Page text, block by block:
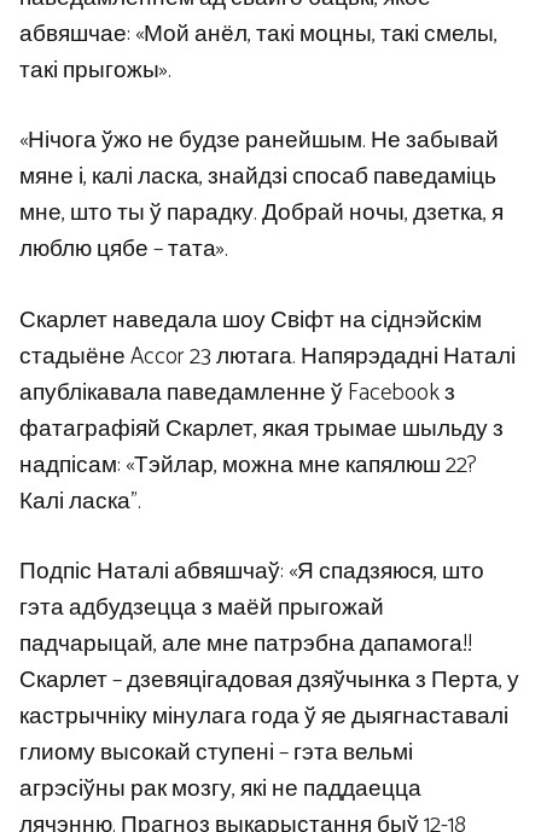
абвяшчае: «Мой анёл, такі моцны, такі смелы,
такі прыгожы».
«Нічога ўжо не будзе ранейшым. Не забывай
мяне і, калі ласка, знайдзі спосаб паведаміць
мне, што ты ў парадку. Добрай ночы, дзетка, я
люблю цябе – тата».
Скарлет наведала шоу Свіфт на сіднэйскім
стадыёне Accor 23 лютага. Напярэдадні Наталі
апублікавала паведамленне ў Facebook з
фатаграфіяй Скарлет, якая трымае шыльду з
надпісам: «Тэйлар, можна мне капялюш 22?
Калі ласка”.
Подпіс Наталі абвяшчаў: «Я спадзяюся, што
гэта адбудзецца з маёй прыгожай
падчарыцай, але мне патрэбна дапамога!!
Скарлет – дзевяцігадовая дзяўчынка з Перта, у
кастрычніку мінулага года ў яе дыягнаставалі
глиому высокай ступені – гэта вельмі
агрэсіўны рак мозгу, які не паддаецца